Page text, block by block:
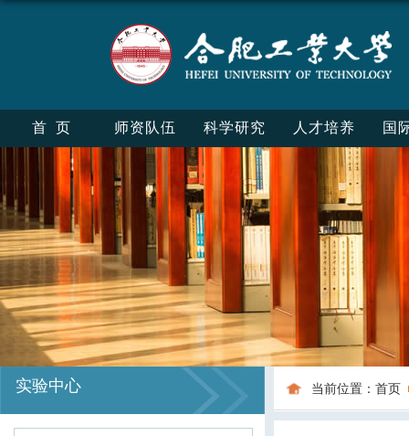
首页 师资队伍 科学研究 人才培养 国
实验中心 当前位置： 首页